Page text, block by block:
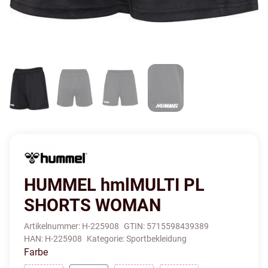
HUMMEL hmlMULTI PL
SHORTS WOMAN
Artikelnummer: H-225908 GTIN: 5715598439389
HAN: H-225908 Kategorie:Sportbekleidung
Farbe